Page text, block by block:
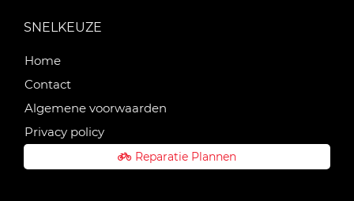
SNELKEUZE
Home
Contact
Algemene voorwaarden
Privacy policy
Reparatie Plannen